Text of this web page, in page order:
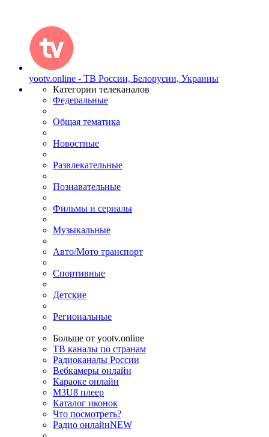
yootv.online - ТВ России, Белорусии, Украины
Категории телеканалов
Федеральные
Общая тематика
Новостные
Развлекательные
Познавательные
Фильмы и сериалы
Музыкальные
Авто/Мото транспорт
Спортивные
Детские
Региональные
Больше от yootv.online
ТВ каналы по странам
Радиоканалы России
Вебкамеры онлайн
Караоке онлайн
M3U8 плеер
Каталог иконок
Что посмотреть?
Радио онлайнNEW